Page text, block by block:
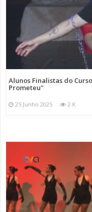
Alunos Finalistas do
Prometeu"
25 Junho 2025 2 K